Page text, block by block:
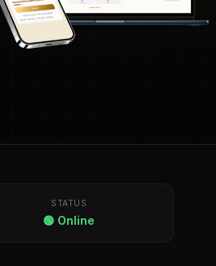
STATUS
🟢 Online